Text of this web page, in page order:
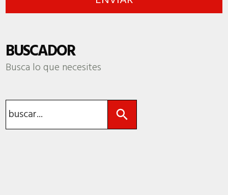
BUSCADOR
Busca lo que necesites